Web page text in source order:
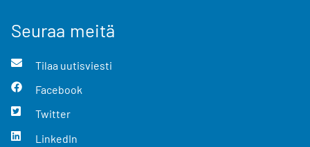
Seuraa meitä
Tilaa uutisviesti
Facebook
Twitter
LinkedIn